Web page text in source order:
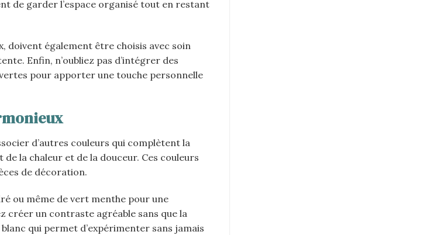
de garder l’espace organisé tout en restant
doivent également être choisis avec soin
Enfin, n’oubliez pas d’intégrer des
pour apporter une touche personnelle
d’autres couleurs qui complètent la
la chaleur et de la douceur. Ces couleurs
de décoration.
ou même de vert menthe pour une
créer un contraste agréable sans que la
qui permet d’expérimenter sans jamais